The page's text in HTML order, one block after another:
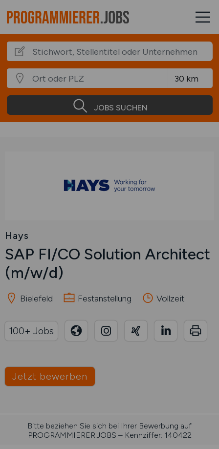
JOBS SUCHEN
Hays
SAP FI/CO Solution Architect
(m/w/d)
Bielefeld Festanstellung Vollzeit
Jetzt bewerben
100+ Jobs
Bitte beziehen Sie sich bei Ihrer Bewerbung auf
PROGRAMMIERER.JOBS – Kennziffer: 140422